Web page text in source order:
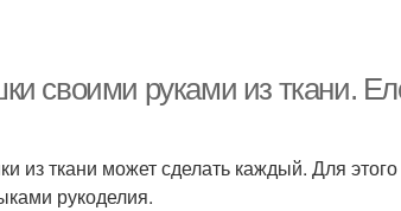
своими руками из ткани.
из ткани может сделать каждый. Для
рукоделия.